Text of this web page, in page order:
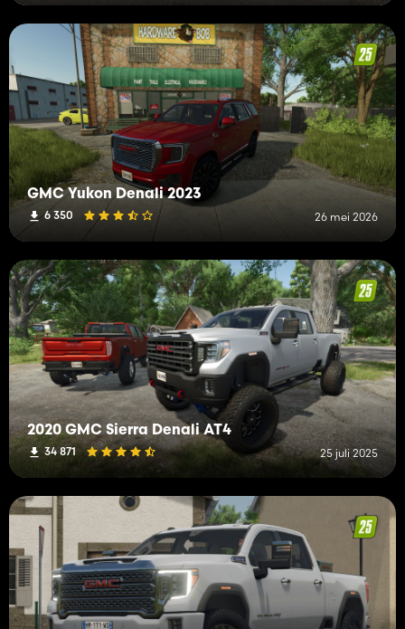
GMC Yukon Denali 2023
6 350 26 mei 2026
2020 GMC Sierra Denali AT4
34 871 25 juli 2025